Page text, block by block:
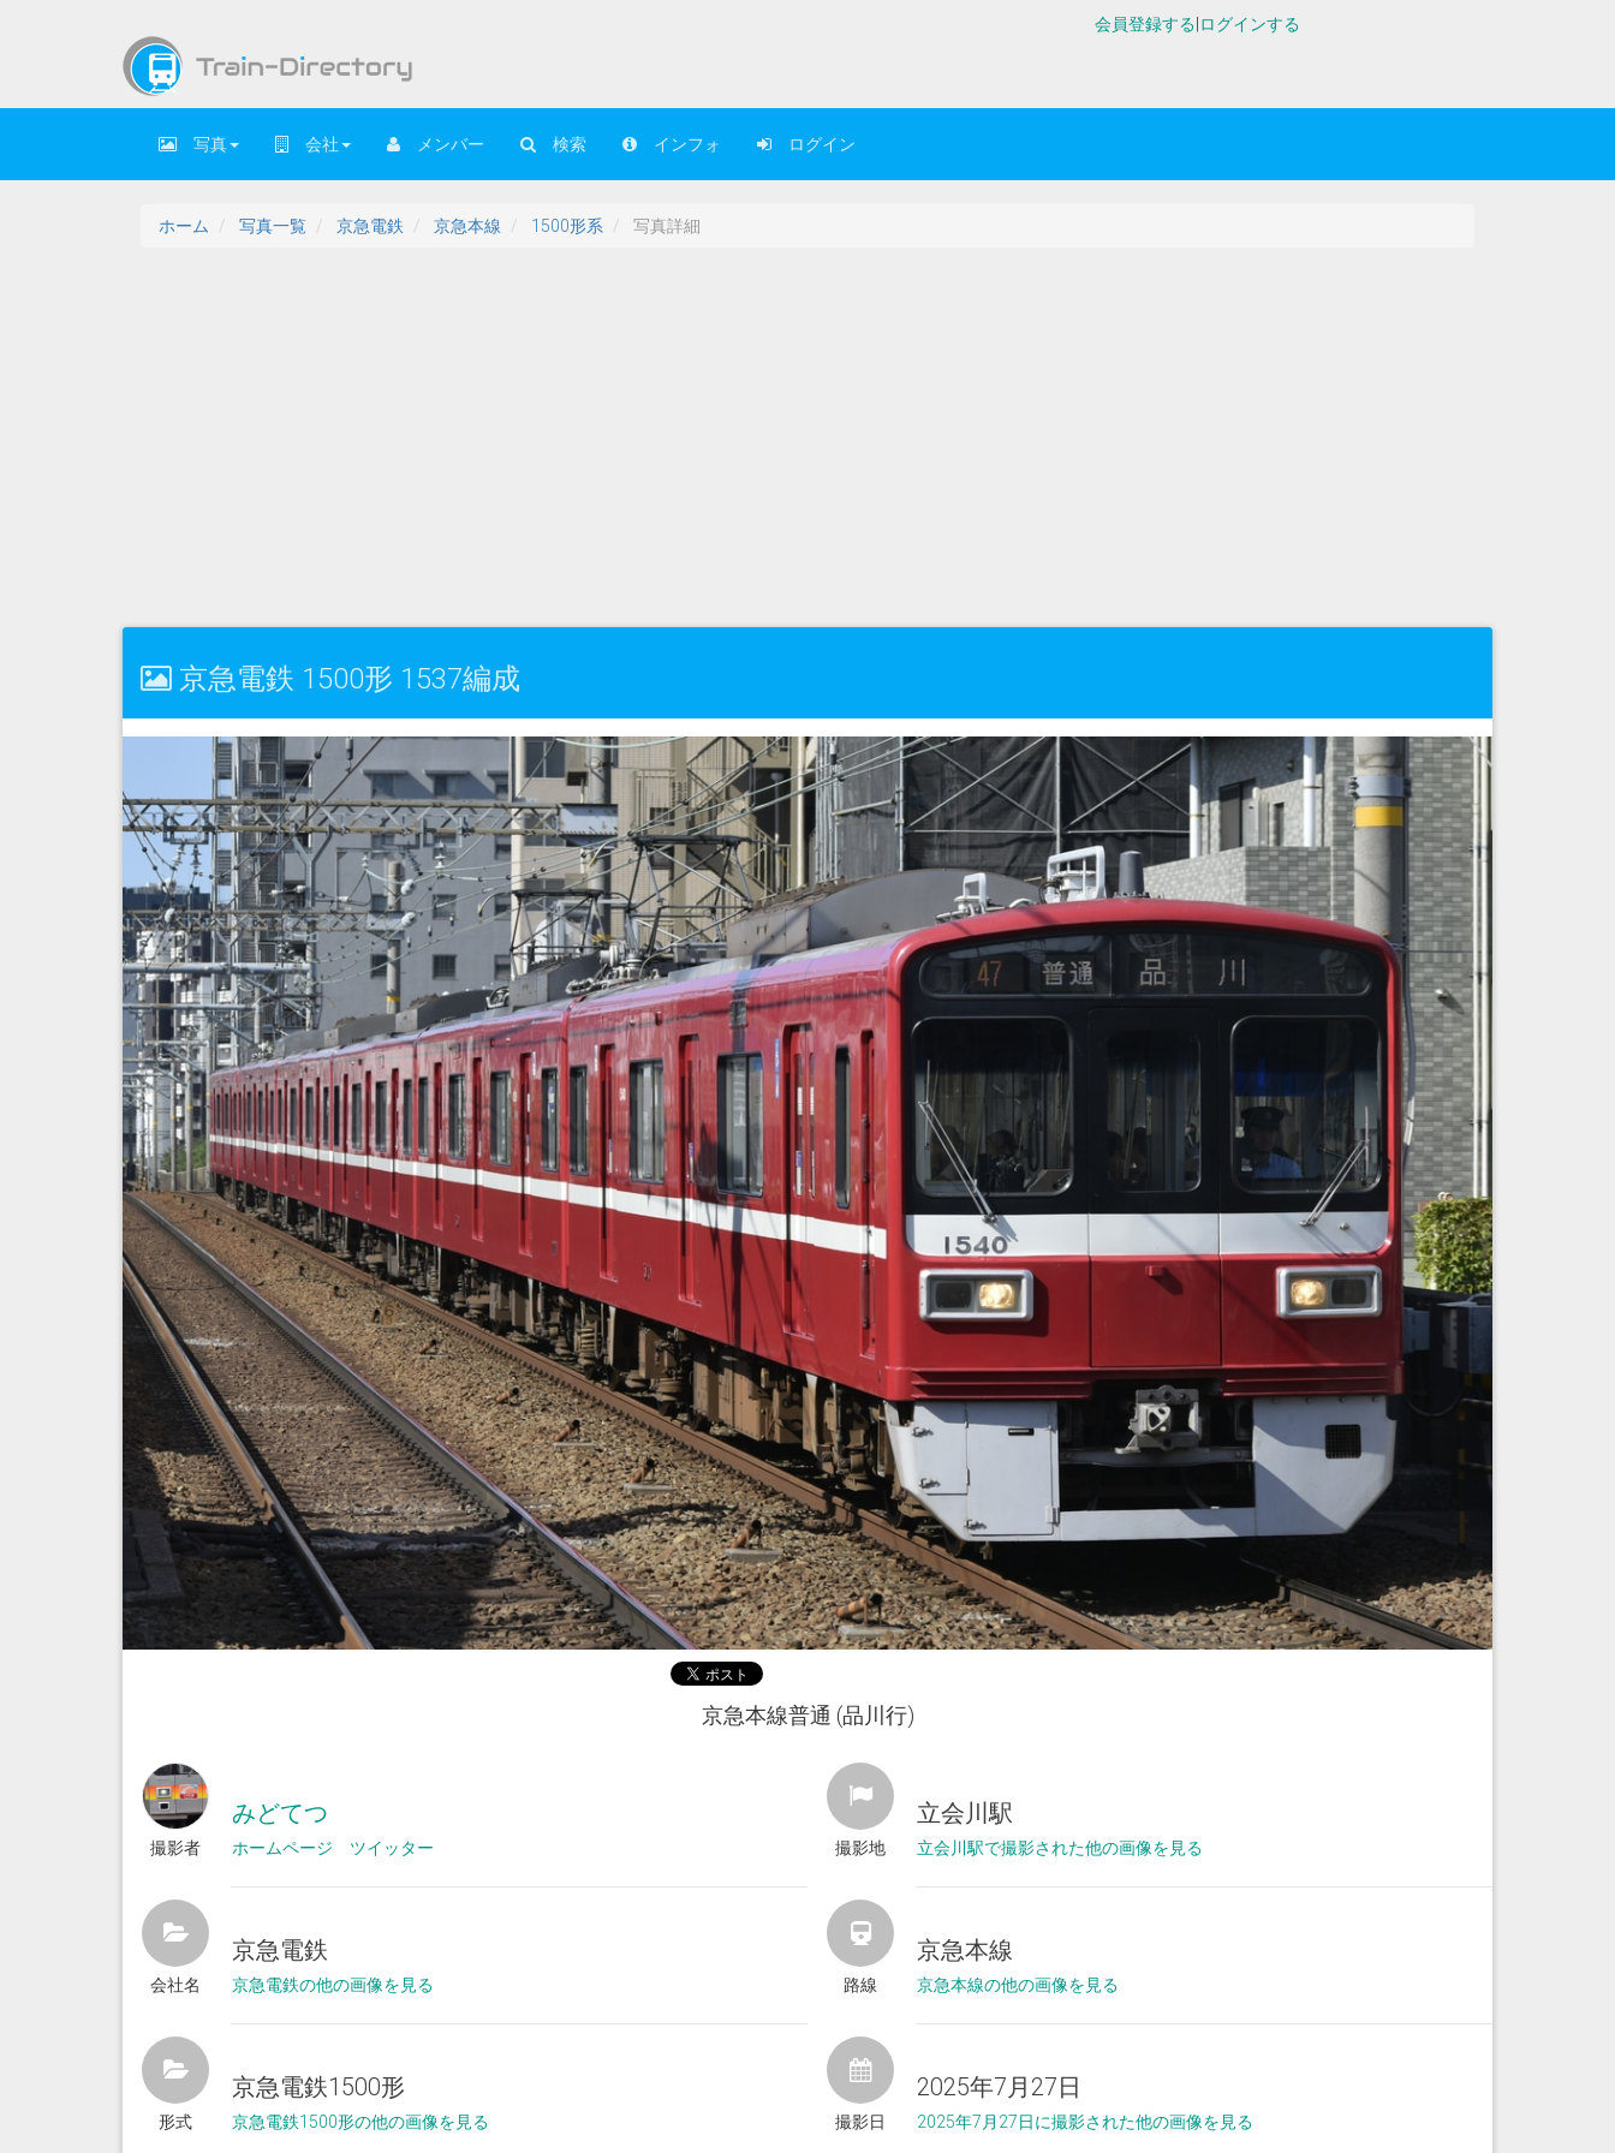
会員登録する ログインする
写真 会社 メンバー 検索 インフォ ログイン
ホーム 写真一覧 京急電鉄 京急本線 1500形系 写真詳細
京急電鉄 1500形 1537編成
京急本線普通 (品川行)
撮影者
みどてつ
ホームページ ツイッター
会社名
京急電鉄
京急電鉄の他の画像を見る
形式
京急電鉄1500形
京急電鉄1500形の他の画像を見る
撮影地
立会川駅
立会川駅で撮影された他の画像を見る
路線
京急本線
京急本線の他の画像を見る
撮影日
2025年7月27日
2025年7月27日に撮影された他の画像を見る